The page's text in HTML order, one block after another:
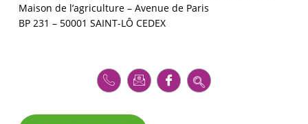
Maison de l’agriculture – Avenue de Paris
BP 231 – 50001 SAINT-LÔ CEDEX